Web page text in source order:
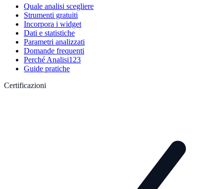
Quale analisi scegliere
Strumenti gratuiti
Incorpora i widget
Dati e statistiche
Parametri analizzati
Domande frequenti
Perché Analisi123
Guide pratiche
Certificazioni